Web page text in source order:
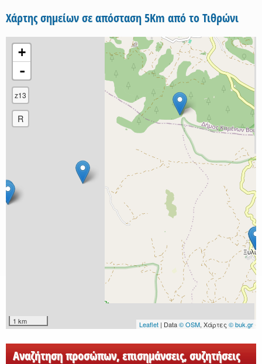
Χάρτης σημείων σε απόσταση 5Km από το Τιθρώνι
+
-
z13
R
1 km Leaflet | Data© OSM, Χάρτες © buk.gr
Αναζήτηση προσώπων, επισημάνσεις, συζητήσεις